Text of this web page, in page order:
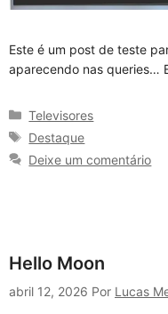
Este é um post de teste
aparecendo nas queries…
Categorias
Televisores
Tags
Destaque
Deixe um comentário
Hello Moon
abril 12, 2026 Por Lucas